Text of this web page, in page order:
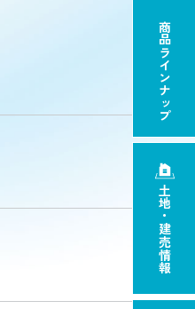
商品ラインナップ
土地・建売情報